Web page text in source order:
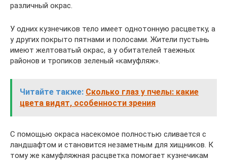
различный окрас.
У одних кузнечиков тело имеет однотонную расцветку, а
у других покрыто пятнами и полосами. Жители пустынь
имеют желтоватый окрас, а у обитателей таежных
районов и тропиков зеленый «камуфляж».
Читайте также: Сколько глаз у пчелы: какие
цвета видят, особенности зрения
С помощью окраса насекомое полностью сливается с
ландшафтом и становится незаметным для хищников. К
тому же камуфляжная расцветка помогает кузнечикам